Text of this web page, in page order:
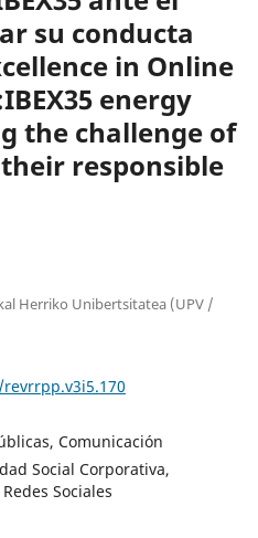
su conducta
in Online
energy
the challenge of
responsible
Herriko Unibertsitatea (UPV /
Comunicación
Social Corporativa,
Sociales